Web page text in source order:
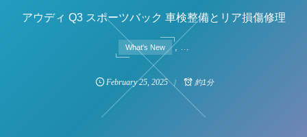
アウディ Q3 スポーツバック 車検整備とリア損傷修理
What's New , …
February 25,2025 約1分